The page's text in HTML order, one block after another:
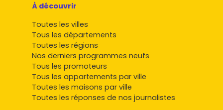
À découvrir
Toutes les villes
Tous les départements
Toutes les régions
Nos derniers programmes neufs
Tous les promoteurs
Tous les appartements par ville
Toutes les maisons par ville
Toutes les réponses de nos journalistes